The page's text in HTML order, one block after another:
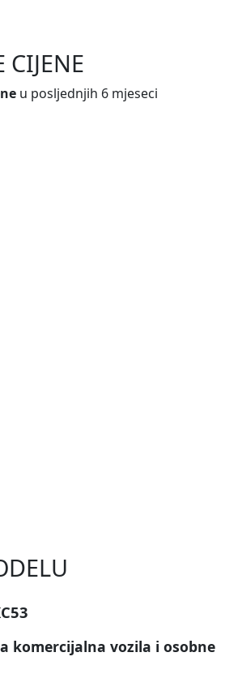
CIJENE
u posljednjih 6 mjeseci
komercijalna vozila i osobne